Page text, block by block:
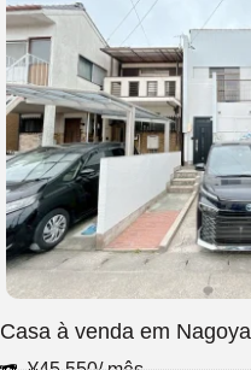
Casa à venda em Nagoya